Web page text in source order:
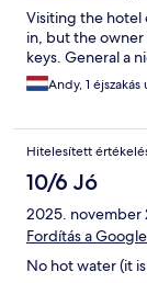
Visiting the hotel
in, but the owner
keys. General a
Andy, 1 éjszakás
Hitelesített
10/6 Jó
2025. november
Fordítás a
No hot water (it